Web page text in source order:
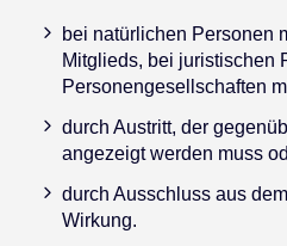
bei natürlichen Personen
Mitglieds, bei juristischen
Personengesellschaften
durch Austritt, der
angezeigt werden muss
durch Ausschluss aus
Wirkung.